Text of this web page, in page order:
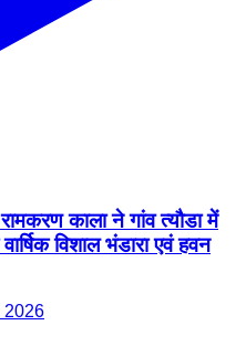
काला ने गांव त्यौडा में
विशाल भंडारा एवं हवन
2026